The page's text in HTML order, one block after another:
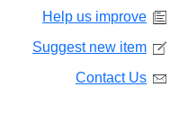
Help us improve
Suggest new item
Contact Us